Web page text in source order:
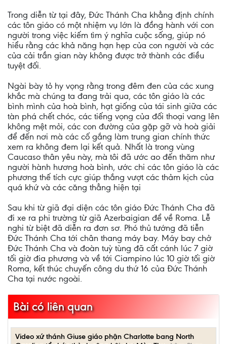
Trong diễn từ tại đây, Đức Thánh Cha khẳng định chính
các tôn giáo có một nhiệm vụ lớn là đồng hành với con
người trong việc kiếm tìm ý nghĩa cuộc sống, giúp nó
hiểu rằng các khả năng hạn hẹp của con người và các
của cải trần gian này không được trở thành các điều
tuyệt đối.
Ngài bày tỏ hy vọng rằng trong đêm đen của các xung
khắc mà chúng ta đang trải qua, các tôn giáo là các
bình mình của hoà bình, hạt giống của tái sinh giữa các
tàn phá chết chóc, các tiếng vọng của đối thoại vang lên
không mệt mỏi, các con đường của gặp gỡ và hoà giải
để đến nơi mà các cố gắng làm trung gian chính thức
xem ra không đem lại kết quả. Nhất là trong vùng
Caucaso thân yêu này, mà tôi đã ước ao đến thăm như
người hành hương hoà bình, ước chi các tôn giáo là các
phương thế tích cực giúp thắng vượt các thảm kịch của
quá khứ và các căng thẳng hiện tại
Sau khi từ giã đại diện các tôn giáo Đức Thánh Cha đã
đi xe ra phi trường từ giã Azerbaigian để về Roma. Lễ
nghi từ biệt đã diễn ra đơn sơ. Phó thủ tướng đã tiễn
Đức Thánh Cha tới chân thang máy bay. Máy bay chở
Đức Thánh Cha và đoàn tuỳ tùng đã cất cánh lúc 7 giờ
tối giờ đia phương và về tới Ciampino lúc 10 giờ tối giờ
Roma, kết thúc chuyến công du thứ 16 của Đức Thánh
Cha tại nước ngoài.
Bài có liên quan
Video xứ thánh Giuse giáo phận Charlotte bang North